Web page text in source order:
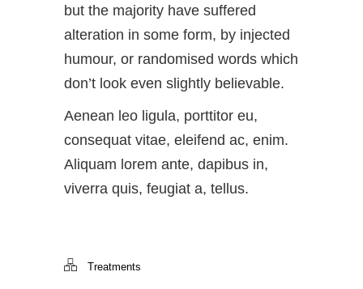
but the majority have suffered
alteration in some form, by injected
humour, or randomised words which
don’t look even slightly believable.
Aenean leo ligula, porttitor eu,
consequat vitae, eleifend ac, enim.
Aliquam lorem ante, dapibus in,
viverra quis, feugiat a, tellus.
Treatments